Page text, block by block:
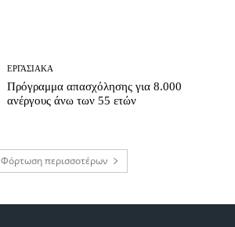
ΕΡΓΑΣΙΑΚΆ
Πρόγραμμα απασχόλησης για 8.000
ανέργους άνω των 55 ετών
Φόρτωση περισσοτέρων